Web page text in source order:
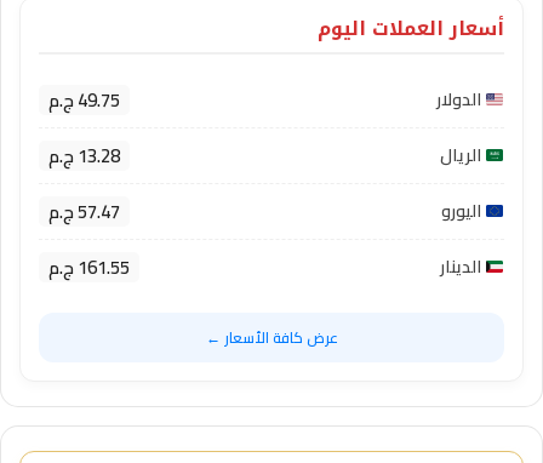
أسعار العملات اليوم
الدولار 49.75 ج.م
الريال 13.28 ج.م
اليورو 57.47 ج.م
الدينار 161.55 ج.م
عرض كافة الأسعار ←